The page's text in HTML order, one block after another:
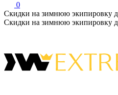
0
Скидки на зимнюю экипировку
Скидки на зимнюю экипировку